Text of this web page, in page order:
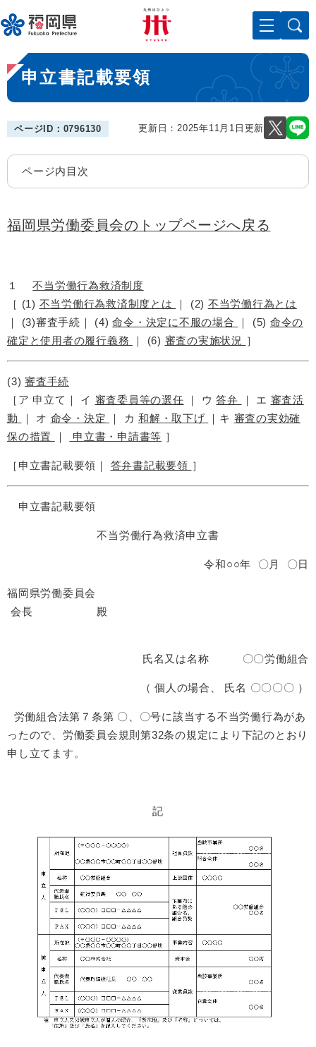
ー
ジ
先
頭
で
メニューを飛ばして本文へ
本
文
申立書記載要領
ページID：0796130 更新日：2025年11月1日更新
ページ内目次
福岡県労働委員会のトップページへ戻る
１不当労働行為救済制度
［ (1) 不当労働行為救済制度とは ｜ (2) 不当労働行為とは
｜ (3)審査手続｜ (4)命令・決定に不服の場合 ｜ (5) 命令の
確定と使用者の履行義務
｜ (6) 審査の実施状況 ］
(3) 審査手続
［ア 申立て｜ イ 審査委員等の選任 ｜ ウ答弁 ｜ エ 審査活
動
｜ オ 命令・決定 ｜ カ 和解・取下げ ｜キ 審査の実効確
保の措置
｜ 申立書・申請書等 ］
［申立書記載要領｜ 答弁書記載要領 ］
申立書記載要領
不当労働行為救済申立書
令和○○年 〇月 〇日
福岡県労働委員会
会長 殿
氏名又は名称 〇〇労働組合
（ 個人の場合、 氏名 〇〇〇〇 ）
労働組合法第７条第 〇、〇号に該当する不当労働行為があ
ったので、労働委員会規則第32条の規定により下記のとおり
申し立てます。
記